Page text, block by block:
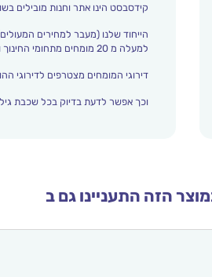
קידסבסט הינו אתר וחנות מובילים
הייחוד שלנו (מעבר למחירים
למעלה מ 20 מומחים מתחומי החינוך והתפתחות הילד מדרגים אצלנו כל הזמן את עולם הילדים.
דירוגי המומחים מצטרפים לדירוגי
וכך אפשר לדעת בדיוק בכל שכבת
הזה התעניינו גם ב